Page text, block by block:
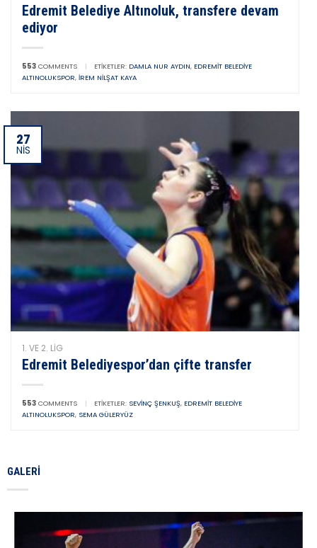
Edremit Belediye Altınoluk, transfere devam
ediyor
553 COMMENTS | ETIKETLER: DAMLA NUR AYDIN, EDREMIT BELEDIYE
ALTINOLUKSPOR, İREM NILŞAT KAYA
27
NIS
1. VE 2. LIG
Edremit Belediyespor’dan çifte transfer
553 COMMENTS | ETIKETLER: SEVINÇ ŞENKUŞ, EDREMIT BELEDIYE
ALTINOLUKSPOR, SEMA GÜLERYÜZ
GALERI